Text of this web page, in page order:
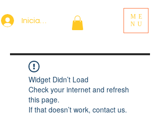
Iniciar sesión
ME
NU
Widget Didn’t Load
Check your internet and refresh
this page.
If that doesn’t work, contact us.